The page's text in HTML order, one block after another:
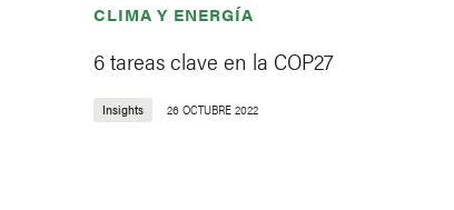
CLIMA Y ENERGÍA
6 tareas clave en la COP27
Insights 26 OCTUBRE 2022